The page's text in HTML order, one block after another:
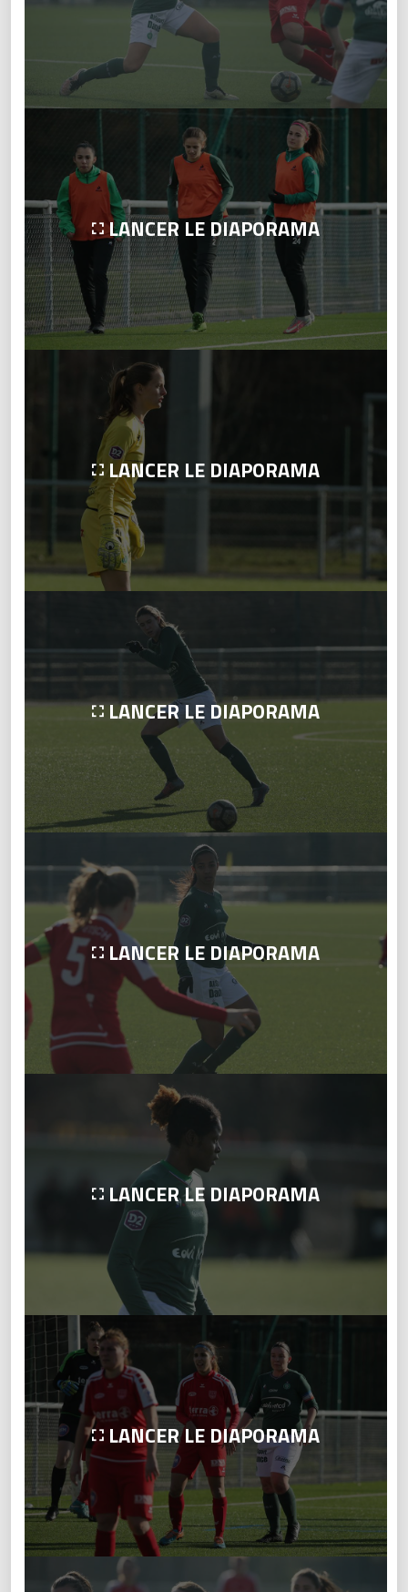
LANCER LE DIAPORAMA
LANCER LE DIAPORAMA
LANCER LE DIAPORAMA
LANCER LE DIAPORAMA
LANCER LE DIAPORAMA
LANCER LE DIAPORAMA